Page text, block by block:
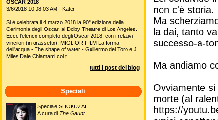
non c'è storia.
Ma
la dai, tanto
successo-a-
Ma andiamo
Ovviamente
morte (al
https://
OSCAR 2018
3/6/2018 10:08:03 AM - Kater
Si è celebrata il 4 marzo 2018 la 90° edizione della
Cerimonia degli Oscar, al Dolby Theatre di Los Angeles.
Ecco l'elenco completo degli Oscar 2018, con i relativi
vincitori (in grassetto). MIGLIOR FILM La forma
dell'acqua - The shape of water - Guillermo del Toro e J.
Miles Dale Chiamami col t...
tutti i post del blog
Speciali
Speciale SHOKUZAI
A cura di The Gaunt